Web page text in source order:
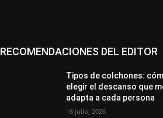
RECOMENDACIONES DEL EDITOR
Tipos de colchones:
elegir el descanso que
adapta a cada persona
16 julio, 2026